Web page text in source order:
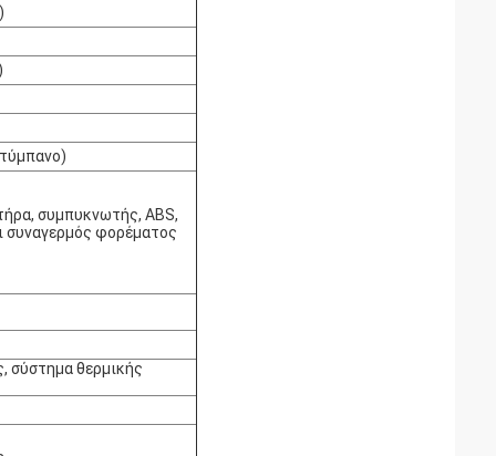
συμπυκνωτής, ABS,
συναγερμός φορέματος
σύστημα θερμικής